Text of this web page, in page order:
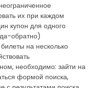
их при каждом
купон для одного
обратно)
на несколько
необходимо: зайти на
формой поиска,